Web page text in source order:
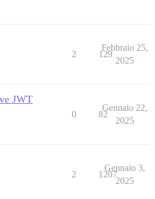
2 129
Febbraio 25,
2025
JWT
0 82
Gennaio 22,
2025
2 1207
Gennaio 3,
2025